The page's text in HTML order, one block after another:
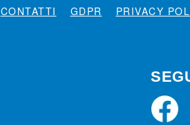
CONTATTI GDPR PRIVACY